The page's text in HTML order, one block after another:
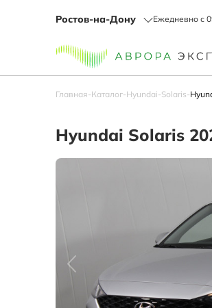
Ростов-на-Дону Ежедневно с
Главная-Каталог-Hyundai-Solaris-
Hyundai Solaris